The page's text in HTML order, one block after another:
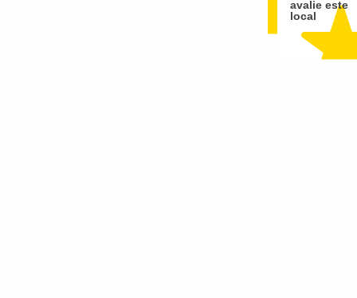
avalie este
local